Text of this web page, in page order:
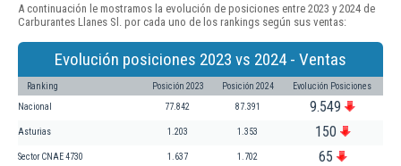
A continuación le mostramos la evolución de posiciones entre 2023 y 2024 de
Carburantes Llanes Sl. por cada uno de los rankings según sus ventas:
Evolución posiciones 2023 vs 2024 - Ventas
Ranking Posición 2023 Posición 2024 Evolución Posiciones
Nacional 77.842 87.391 9.549
Asturias 1.203 1.353 150
Sector CNAE 4730 1.637 1.702 65